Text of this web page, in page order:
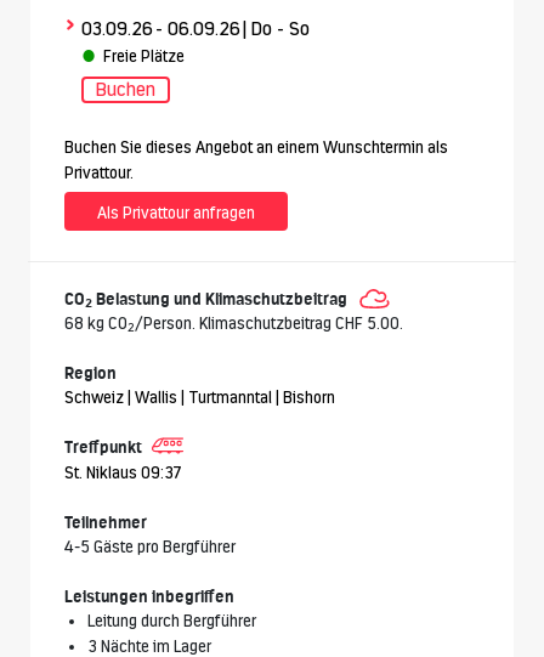
> 03.09.26- 06.09.26| Do - So
Freie Plätze
Buchen
Buchen Sie dieses Angebot an einem Wunschtermin als
Privattour.
Als Privattour anfragen
CO2 Belastung und Klimaschutzbeitrag
68 kg CO2/Person. Klimaschutzbeitrag CHF 5.00.
Region
Schweiz | Wallis | Turtmanntal | Bishorn
Treffpunkt
St. Niklaus 09:37
Teilnehmer
4-5 Gäste pro Bergführer
Leistungen inbegriffen
Leitung durch Bergführer
3 Nächte im Lager